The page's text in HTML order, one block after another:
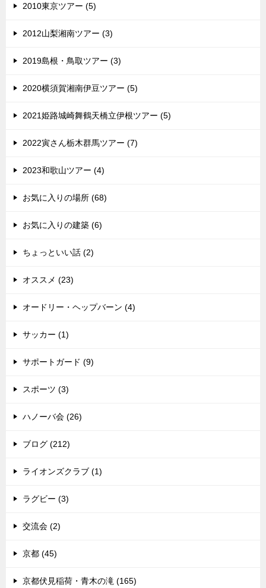
2010東京ツアー (5)
2012山梨湘南ツアー (3)
2019島根・鳥取ツアー (3)
2020横須賀湘南伊豆ツアー (5)
2021姫路城崎舞鶴天橋立伊根ツアー (5)
2022寅さん栃木群馬ツアー (7)
2023和歌山ツアー (4)
お気に入りの場所 (68)
お気に入りの建築 (6)
ちょっといい話 (2)
オススメ (23)
オードリー・ヘップバーン (4)
サッカー (1)
サポートガード (9)
スポーツ (3)
ハノーバ会 (26)
ブログ (212)
ライオンズクラブ (1)
ラグビー (3)
交流会 (2)
京都 (45)
京都伏見稲荷・青木の滝 (165)